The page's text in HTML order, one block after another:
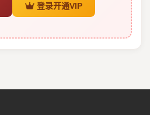
登录开通VIP